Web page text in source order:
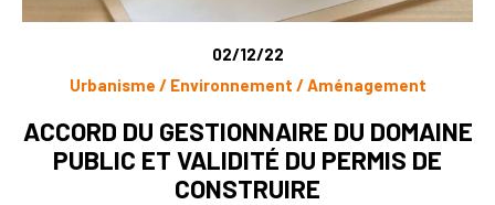
02/12/22
Urbanisme / Environnement / Aménagement
ACCORD DU GESTIONNAIRE DU DOMAINE
PUBLIC ET VALIDITÉ DU PERMIS DE
CONSTRUIRE